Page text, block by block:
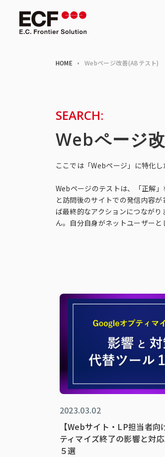
HOME • Webページ改善(ABテスト)
SEARCH:
Webページ
ここでは「Webページ」に特化
Webページのテストは、「正解
と訪問後のサイトでの発信内容
ば最終的なアクションにつなが
ん。自分自身がネットユーザーと
2023.03.02
【Webサイト・LP担当者
ティマイズ終了の影響と対
５選